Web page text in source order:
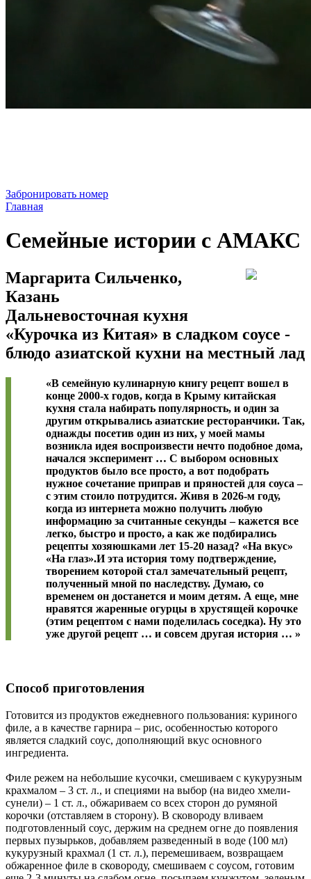
Забронировать номер
Главная
Семейные истории с АМАКС
Маргарита Сильченко,
Казань
Дальневосточная кухня
«Курочка из Китая» в сладком соусе -
блюдо азиатской кухни на местный лад
« ​​​​​​В семейную кулинарную книгу рецепт вошел в
конце 2000-х годов, когда в Крыму китайская
кухня стала набирать популярность, и один за
другим открывались азиатские ресторанчики. Так,
однажды посетив один из них, у моей мамы
возникла идея воспроизвести нечто подобное дома,
начался эксперимент … С выбором основных
продуктов было все просто, а вот подобрать
нужное сочетание приправ и пряностей для соуса –
с этим стоило потрудится. Живя в 2026-м году,
когда из интернета можно получить любую
информацию за считанные секунды – кажется все
легко, быстро и просто, а как же подбирались
рецепты хозяюшками лет 15-20 назад? «На вкус»
«На глаз». ​​​​​​​И эта история тому подтверждение,
творением которой стал замечательный рецепт,
полученный мной по наследству. Думаю, со
временем он достанется и моим детям. А еще, мне
нравятся жаренные огурцы в хрустящей корочке
(этим рецептом с нами поделилась соседка). Ну это
уже другой рецепт … и совсем другая история … »
Способ приготовления
Готовится из продуктов ежедневного пользования: куриного
филе, а в качестве гарнира – рис, особенностью которого
является сладкий соус, дополняющий вкус основного
ингредиента.
Филе режем на небольшие кусочки, смешиваем с кукурузным
крахмалом – 3 ст. л., и специями на выбор (на видео хмели-
сунели) – 1 ст. л., обжариваем со всех сторон до румяной
корочки (отставляем в сторону). В сковороду вливаем
подготовленный соус, держим на среднем огне до появления
первых пузырьков, добавляем разведенный в воде (100 мл)
кукурузный крахмал (1 ст. л.), перемешиваем, возвращаем
обжаренное филе в сковороду, смешиваем с соусом, готовим